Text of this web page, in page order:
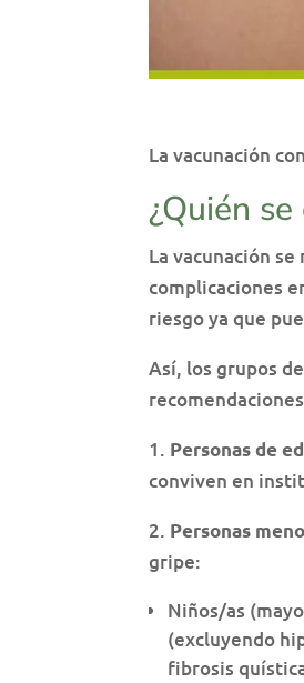
La vacunación
¿Quién
La vacunación
complicaciones
riesgo ya que
Así, los grupos
1. Personas de
conviven en
2. Personas
gripe:
Niños/as
(excluyendo
fibrosis